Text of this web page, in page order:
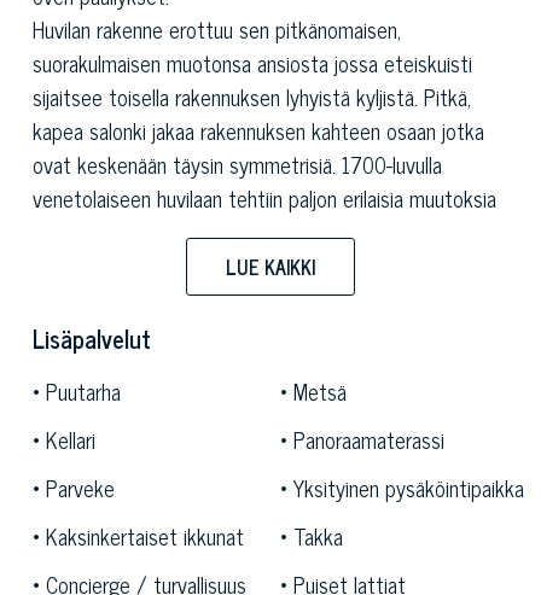
Huvilan rakenne erottuu sen pitkänomaisen,
suorakulmaisen muotonsa ansiosta jossa eteiskuisti
sijaitsee toisella rakennuksen lyhyistä kyljistä. Pitkä,
kapea salonki jakaa rakennuksen kahteen osaan jotka
ovat keskenään täysin symmetrisiä. 1700-luvulla
venetolaiseen huvilaan tehtiin paljon erilaisia muutoksia
sillä sen täytyi vastata sen ajan uusia tyylisuuntia.
Niinpä ladon ensimmäisen kerroksen viljavarasto
siirrettiin, ulkoportaat korvattiin suuremmilla portailla, ja
rakennuksen sisälle alettiin rakentaa kylmälaatikkoa.
neljän tornin ja musiikki- ja tanssisalin rakentamisesta.
Sisätilojen freskoilla on hyvin suuri merkitys, sillä vaikka
koristeensa, on sisätiloissa säilyneet arvokkaat freskot
joiden teemana on 1500-luvun mytologia. Ne ovat
kuuluisten venetolaisten, renessanssin aikaisten
LUE KAIKKI
Lisäpalvelut
Puutarha
Metsä
Kellari
Panoraamaterassi
Parveke
Yksityinen pysäköintipaikka
Kaksinkertaiset ikkunat
Takka
Concierge / turvallisuus
Puiset lattiat